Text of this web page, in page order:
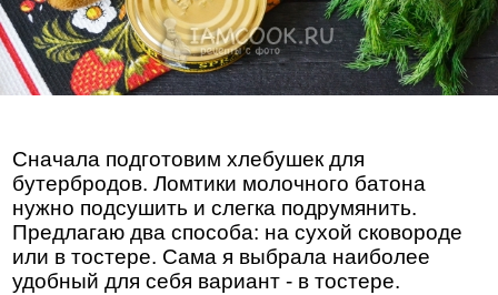
Сначала подготовим хлебушек для
бутербродов. Ломтики молочного батона
нужно подсушить и слегка подрумянить.
Предлагаю два способа: на сухой сковороде
или в тостере. Сама я выбрала наиболее
удобный для себя вариант - в тостере.